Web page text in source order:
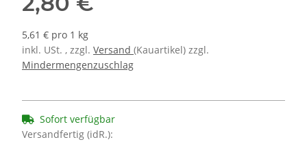
5,61 € pro 1 kg
inkl. USt. , zzgl. Versand (Kauartikel) zzgl.
Mindermengenzuschlag
Sofort verfügbar
Versandfertig (idR.):